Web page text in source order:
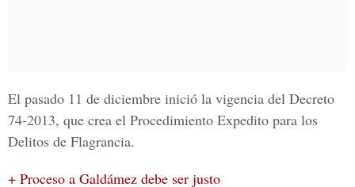
El pasado 11 de diciembre inició la vigencia del Decreto
74-2013, que crea el Procedimiento Expedito para los
Delitos de Flagrancia.
+ Proceso a Galdámez debe ser justo